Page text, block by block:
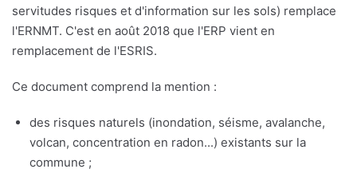
servitudes risques et d'information sur les sols) remplace
l'ERNMT. C'est en août 2018 que l'ERP vient en
remplacement de l'ESRIS.
Ce document comprend la mention :
des risques naturels (inondation, séisme, avalanche,
volcan, concentration en radon...) existants sur la
commune ;